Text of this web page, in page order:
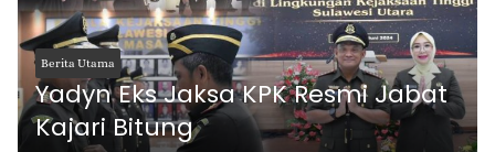
Berita Utama
Yadyn Eks Jaksa KPK Resmi Jabat
Kajari Bitung